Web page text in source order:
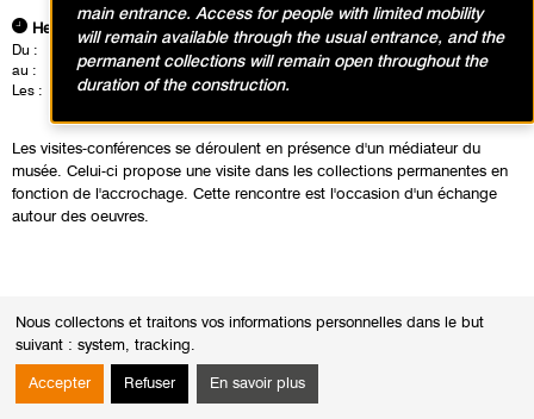
Nous collectons et traitons vos informations personnelles dans le but
suivant : system, tracking.
Accepter Refuser En savoir plus
Heures
Du :
au :
Lundi 28 février 2022
Les :
mardis de 14h30 à 16h00
Les visites-conférences se déroulent en présence d'un médiateur du
musée. Celui-ci propose une visite dans les collections permanentes en
fonction de l'accrochage. Cette rencontre est l'occasion d'un échange
autour des oeuvres.
Calendrier des événements
mai 2026
main entrance. Access for people with limited mobility
will remain available through the usual entrance, and the
permanent collections will remain open throughout the
duration of the construction.